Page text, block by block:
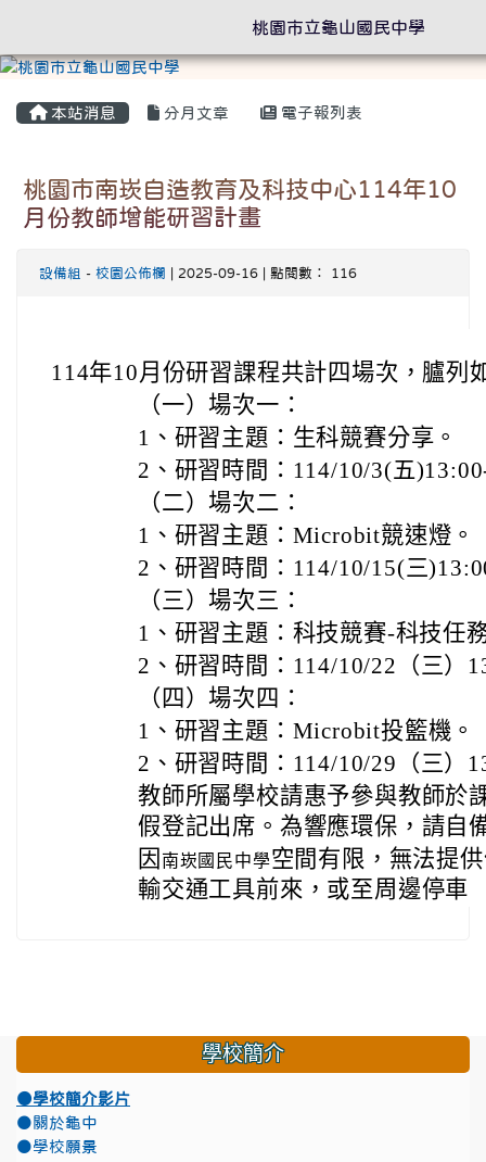
本站消息 分月文章 電子報列表
桃園市南崁自造教育及科技中心114年10
月份教師增能研習計畫
設備組 - 校園公佈欄 | 2025-09-16 | 點閱數： 116
114年10月份研習課程共計四場次，臚列
（一）場次一：
1、研習主題：生科競賽分享。
2、研習時間：114/10/3(五
（二）場次二：
1、研習主題：Microbit競速燈。
2、研習時間：114/10/15(三
（三）場次三：
1、研習主題：科技競賽-科技任
2、研習時間：114/10/22（三）
（四）場次四：
1、研習主題：Microbit投籃機。
2、研習時間：114/10/29（三）
教師所屬學校請惠予參與教師於
假登記出席。為響應環保，請自
因 南崁國民中學空間有限，無法提
輸交通工具前來，或至周邊停車
學校簡介
●學校簡介影片
●關於龜中
●學校願景
桃園市立龜山國民中學